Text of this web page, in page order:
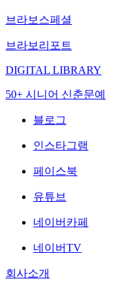
브라보스페셜
브라보리포트
DIGITAL LIBRARY
50+ 시니어 신춘문예
블로그
인스타그램
페이스북
유튜브
네이버카페
네이버TV
회사소개